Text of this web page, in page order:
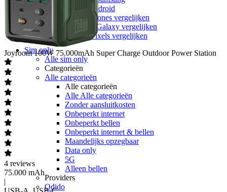
iOS vs Android
Apple iPhones vergelijken
Samsung Galaxy vergelijken
Google Pixels vergelijken
Sim only
Alle sim only
Categorieën
Alle categorieën
Alle categorieën
Alle Alle categorieën
Zonder aansluitkosten
Onbeperkt internet
Onbeperkt bellen
Onbeperkt internet & bellen
Maandelijks opzegbaar
Data only
5G
Alleen bellen
Providers
Odido
Joyroom 100W 75.000mAh Super Charge Outdoor Power Station
4 reviews
75.000 mAh
|